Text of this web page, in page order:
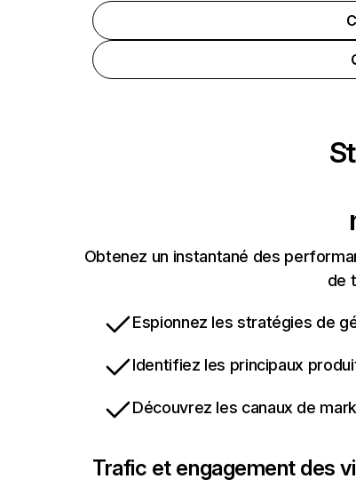
Obtenez un instantané des
de
Espionnez les stratégies de
Identifiez les principaux
Découvrez les canaux de
Trafic et engagement des